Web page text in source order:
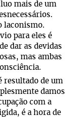
mais de um
laconismo.
para eles é
dar as devidas
mas ambas
resultado de um
damos
com a
é a hora de